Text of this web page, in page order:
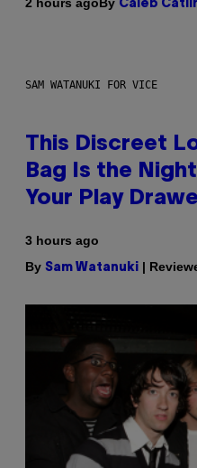
Caleb
SAM WATANUKI FOR VICE
This Discreet
Bag Is the
Your Play
3 hours ago
By Sam Watanuki |